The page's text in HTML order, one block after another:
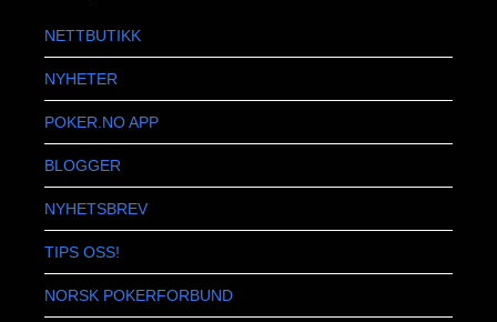
NETTBUTIKK
NYHETER
POKER.NO APP
BLOGGER
NYHETSBREV
TIPS OSS!
NORSK POKERFORBUND